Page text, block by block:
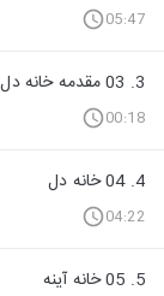
05:47
3. 03 مقدمه خانه دل
00:18
4. 04 خانه دل
04:22
5. 05 خانه آینه